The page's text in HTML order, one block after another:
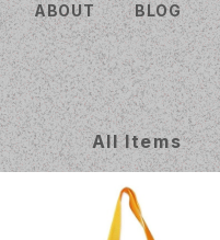
ABOUT BLOG
All Items